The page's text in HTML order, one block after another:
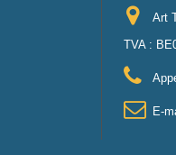
Art
TVA :
E-